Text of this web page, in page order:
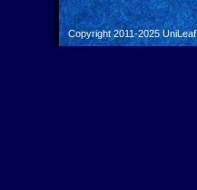
Copyright 2011-2025 UniLeaf